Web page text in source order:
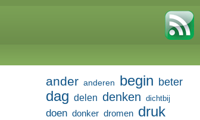
ander anderen begin beter
dag delen denken dichtbij
doen donker dromen druk